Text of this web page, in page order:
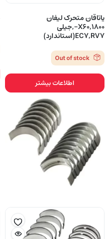
یاتاقان متحرک لیفان
X60,1800-,جیلی
EC7,RV7(استاندارد)
Out of stock
اطلاعات بیشتر